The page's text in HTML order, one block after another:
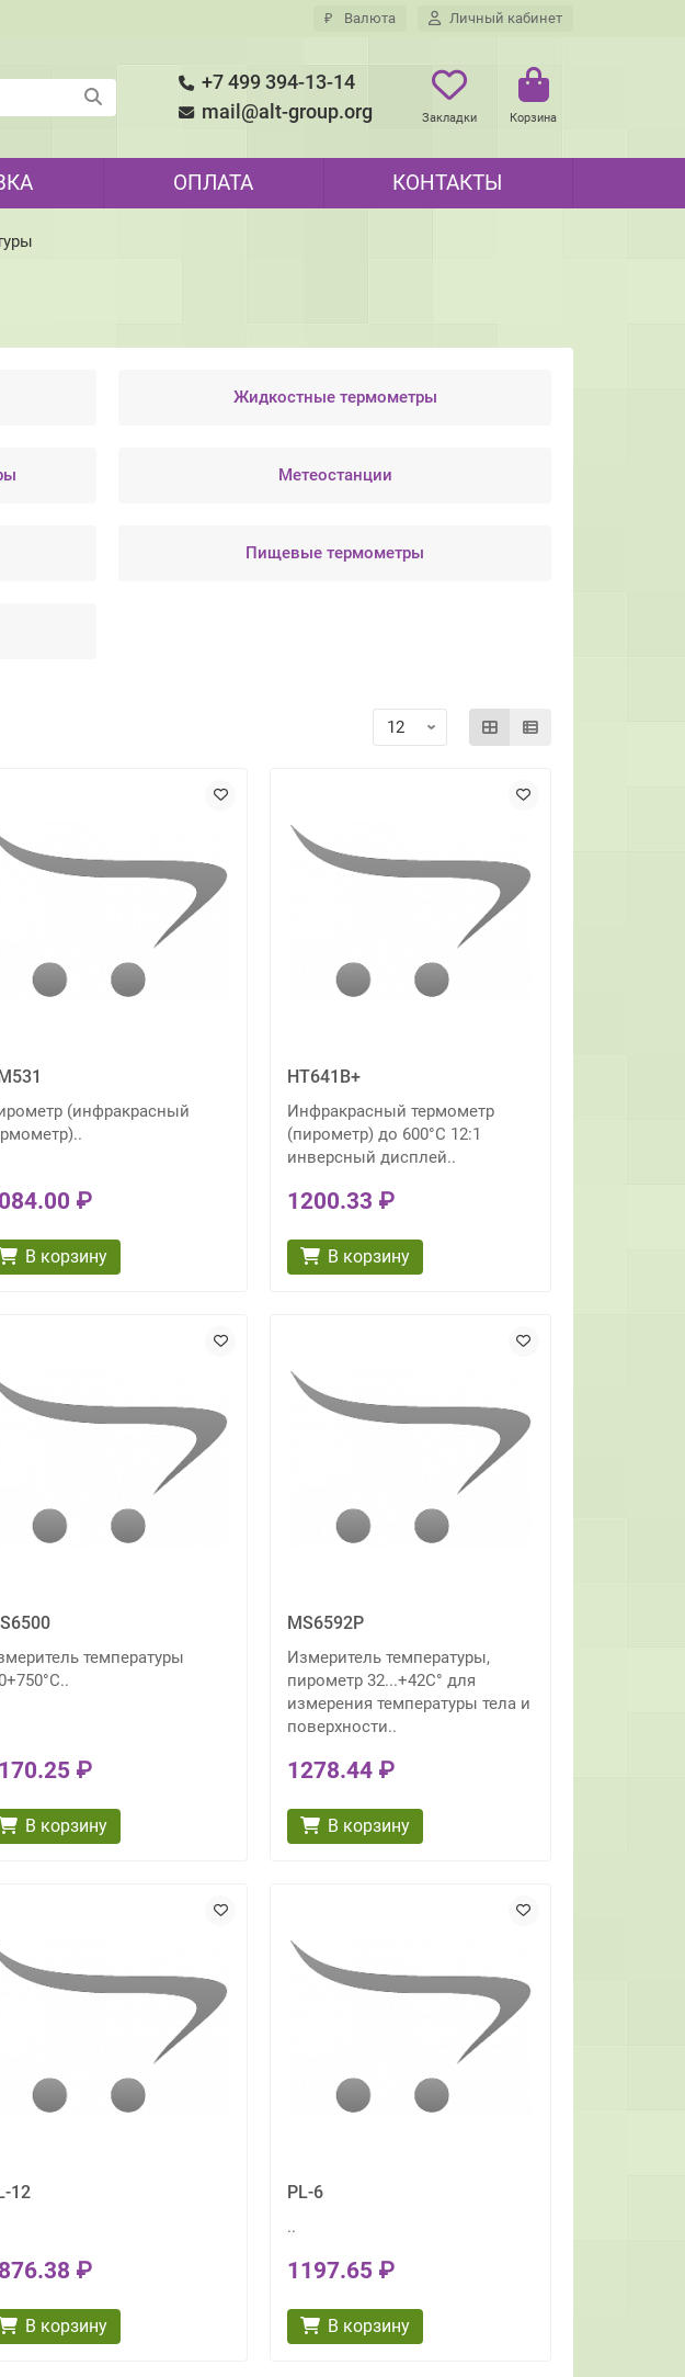
₽ Валюта Личный кабинет
+7 499 394-13-14
mail@alt-group.org
Закладки Корзина
ОПЛАТА КОНТАКТЫ
Жидкостные термометры
Метеостанции
Пищевые термометры
(инфракрасный
₽
В корзину
HT641B+
Инфракрасный термометр
(пирометр) до 600°С 12:1
инверсный дисплей..
1200.33 ₽
В корзину
температуры
₽
В корзину
MS6592P
Измеритель температуры,
пирометр 32...+42C° для
измерения температуры тела и
поверхности..
1278.44 ₽
В корзину
12
₽
В корзину
PL-6
..
1197.65 ₽
В корзину